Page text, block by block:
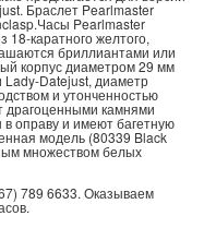
Браслет Pearlmaster
Pearlmaster
18-каратного желтого,
бриллиантами или
корпус диаметром 29 мм
Lady-Datejust, диаметр
и утонченностью
драгоценными камнями
оправу и имеют багетную
модель (80339 Black
множеством белых
789 6633. Оказываем